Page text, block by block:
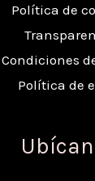
Política de
Condiciones
Política de